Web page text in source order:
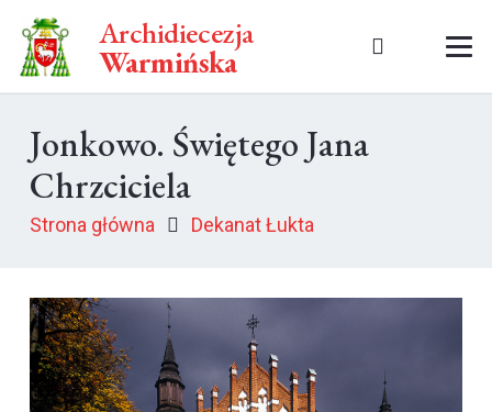
Archidiecezja
Warmińska
Jonkowo. Świętego Jana
Chrzciciela
Strona główna Dekanat Łukta